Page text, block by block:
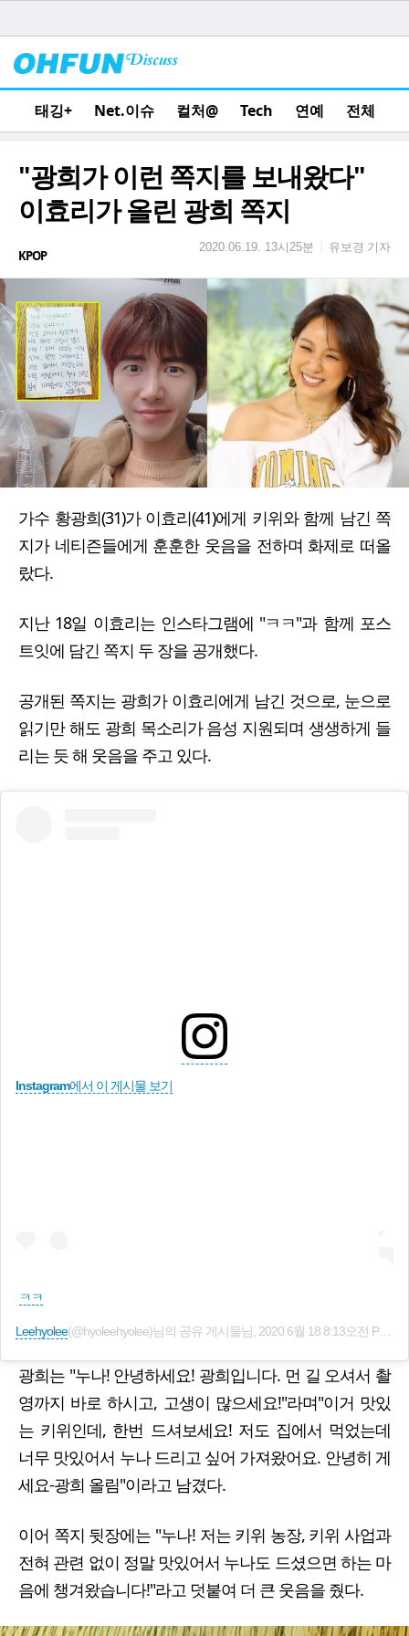
태깅+ Net.이슈 컬처@ Tech 연예 전체
"광희가 이런 쪽지를 보내왔다"
이효리가 올린 광희 쪽지
KPOP
2020.06.19. 13시25분 유보경 기자
가수 황광희(31)가 이효리(41)에게 키위와 함께 남긴 쪽
지가 네티즌들에게 훈훈한 웃음을 전하며 화제로 떠올
랐다.
지난 18일 이효리는 인스타그램에 "ㅋㅋ"과 함께 포스
트잇에 담긴 쪽지 두 장을 공개했다.
공개된 쪽지는 광희가 이효리에게 남긴 것으로, 눈으로
읽기만 해도 광희 목소리가 음성 지원되며 생생하게 들
리는 듯 해 웃음을 주고 있다.
Instagram에서 이 게시물 보기
ㅋㅋ
Leehyolee(@hyoleehyolee)님의 공유 게시물님, 2020 6월 18 8:13오전 PDT
광희는 "누나! 안녕하세요! 광희입니다. 먼 길 오셔서 촬
영까지 바로 하시고, 고생이 많으세요!"라며"이거 맛있
는 키위인데, 한번 드셔보세요! 저도 집에서 먹었는데
너무 맛있어서 누나 드리고 싶어 가져왔어요. 안녕히 게
세요-광희 올림"이라고 남겼다.
이어 쪽지 뒷장에는 "누나! 저는 키위 농장, 키위 사업과
전혀 관련 없이 정말 맛있어서 누나도 드셨으면 하는 마
음에 챙겨왔습니다!"라고 덧붙여 더 큰 웃음을 줬다.